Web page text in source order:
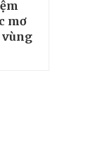
mơ
vùng